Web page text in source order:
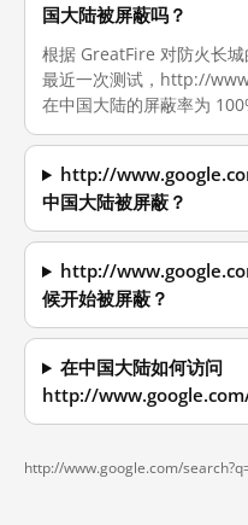
国大陆被屏蔽吗？
根据 GreatFire 对防火长
最近一次测试，http://
在中国大陆的屏蔽率为
http://
中国大陆被屏蔽？
http://
候开始被屏蔽？
在中国大陆如何访问
http://
http://www.google.com/